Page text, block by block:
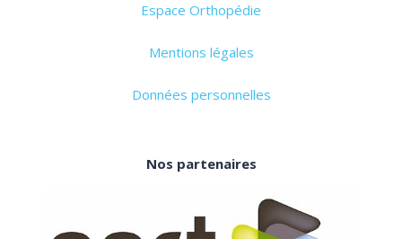
Espace Orthopédie
Mentions légales
Données personnelles
Nos partenaires